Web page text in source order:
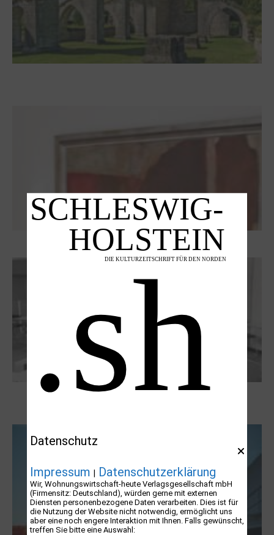
Dieter Pape. Ein Leben für die Kunst
Boy Lornsen zum 30. Todestag. Von
Datenschutz
Impressum Datenschutzerklärung
Wir, Wohnungswirtschaft-heute Verlagsgesellschaft mbH
(Firmensitz: Deutschland), würden gerne mit externen
Diensten personenbezogene Daten verarbeiten. Dies ist für
die Nutzung der Website nicht notwendig, ermöglicht uns
aber eine noch engere Interaktion mit Ihnen. Falls gewünscht,
treffen Sie bitte eine Auswahl: